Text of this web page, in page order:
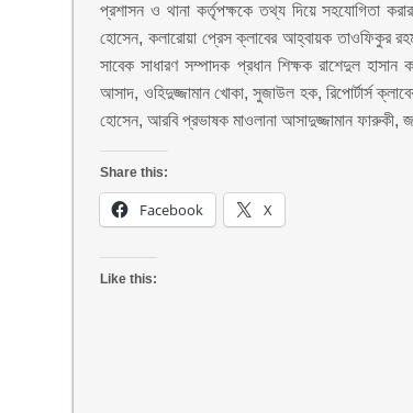
প্রশাসন ও থানা কর্তৃপক্ষকে তথ্য দিয়ে সহযোগিতা
হোসেন, কলারোয়া প্রেস ক্লাবের আহ্বায়ক তাওফিকুর
সাবেক সাধারণ সম্পাদক প্রধান শিক্ষক রাশেদুল
আসাদ, ওহিদুজ্জামান খোকা, সুজাউল হক, রিপোর্টার্স
হোসেন, আরবি প্রভাষক মাওলানা আসাদুজ্জামান ফারুকী,
Share this:
Facebook X
Like this: